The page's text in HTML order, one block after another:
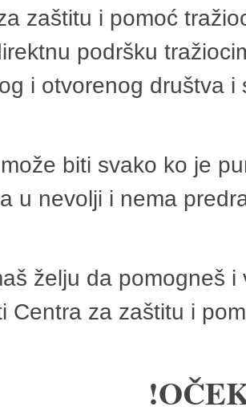
zaštitu i pomoć
podršku
i otvorenog društva
biti svako ko je
u nevolji i nema
želju da pomogneš
Centra za zaštitu i